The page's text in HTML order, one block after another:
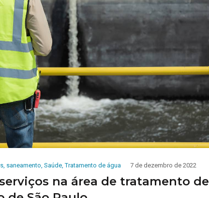
, saneamento, Saúde,Tratamento de água 7 de dezembro de 2022
na área de tratamento de